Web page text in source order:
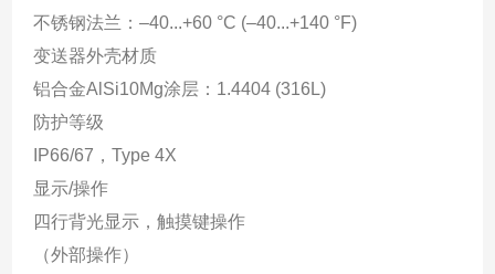
不锈钢法兰：–40...+60 °C (–40...+140 °F)
变送器外壳材质
铝合金AlSi10Mg涂层：1.4404 (316L)
防护等级
IP66/67，Type 4X
显示/操作
四行背光显示，触摸键操作
（外部操作）